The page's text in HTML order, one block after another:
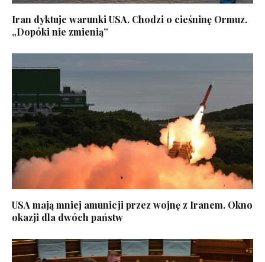
Iran dyktuje warunki USA. Chodzi o cieśninę Ormuz.
„Dopóki nie zmienią”
USA mają mniej amunicji przez wojnę z Iranem. Okno
okazji dla dwóch państw